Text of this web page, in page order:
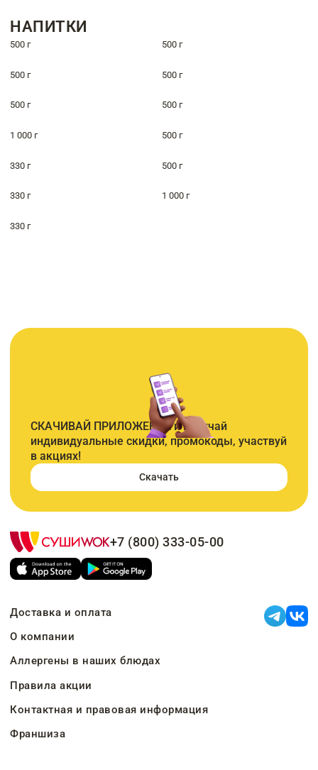
НАПИТКИ
500 г 500 г
500 г 500 г
500 г 500 г
1 000 г 500 г
330 г 500 г
330 г 1 000 г
330 г
СКАЧИВАЙ ПРИЛОЖЕНИЕ и получай
индивидуальные скидки, промокоды, участвуй
в акциях!
Скачать
+7 (800) 333-05-00
Доставка и оплата
О компании
Аллергены в наших блюдах
Правила акции
Контактная и правовая информация
Франшиза